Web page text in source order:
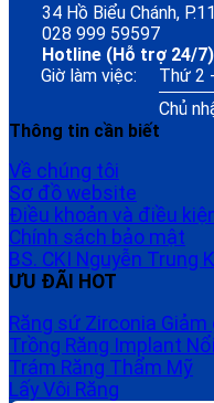
34 Hồ Biểu Chánh,
028 999 59597
Hotline (Hỗ trợ 24/
Giờ làm việc:
Thứ 2
Chủ
Thông tin cần biết
Về chúng tôi
Sơ đồ website
Điều khoản và điều
Chính sách bảo mật
BS. CKI Nguyễn Trung
ƯU ĐÃI HOT
Răng sứ Zirconia
Trồng Răng Implant
Trám Răng Thẩm Mỹ
Lấy Vôi Răng